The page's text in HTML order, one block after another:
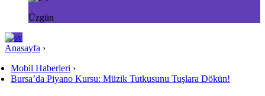
Üzgün
Anasayfa ›
Mobil Haberleri ›
Bursa’da Piyano Kursu: Müzik Tutkusunu Tuşlara Dökün!